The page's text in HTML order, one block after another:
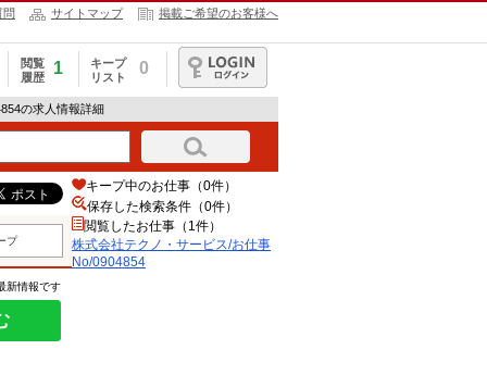
問 サイトマップ 掲載ご希望のお客様へ
閲覧
履歴
1
キープ
リスト
0
ログイン
の求人情報詳細
プ
新情報です
キープ中のお仕事（0件）
保存した検索条件（0件）
閲覧したお仕事（1件）
株式会社テクノ・サービス/お仕事
No/0904854